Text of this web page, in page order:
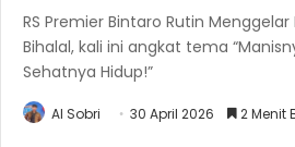
RS Premier Bintaro Rutin
Bihalal, kali ini angkat tema
Sehatnya Hidup!”
Al Sobri 30 April 2026 2 Menit